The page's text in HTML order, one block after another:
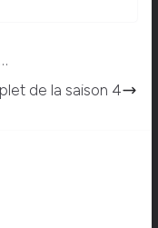
de la saison 4